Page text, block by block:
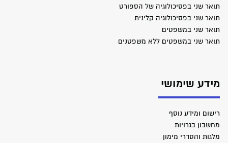
תואר שני בפסיכולוגיה של הספורט
תואר שני בפסיכולוגיה קלינית
תואר שני במשפטים
תואר שני במשפטים ללא משפטנים
מידע שימושי
רישום ומידע נוסף
מחשבון בגרויות
מלגות והסדרי מימון